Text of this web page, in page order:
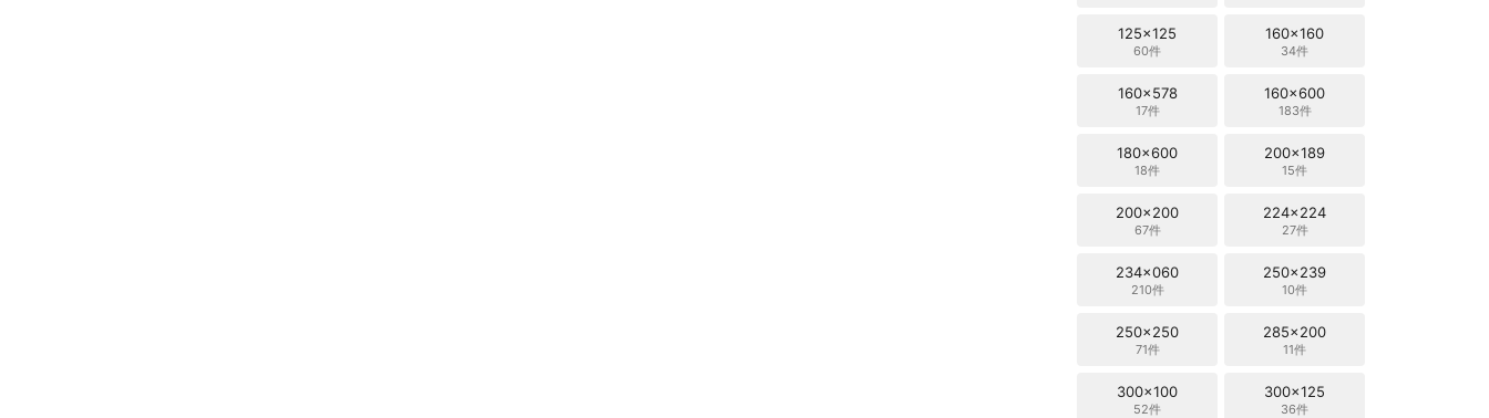
125x125
60件
160x160
34件
160x578
17件
160x600
183件
180x600
18件
200x189
15件
200x200
67件
224x224
27件
234x060
210件
250x239
10件
250x250
71件
285x200
11件
300x100
52件
300x125
36件